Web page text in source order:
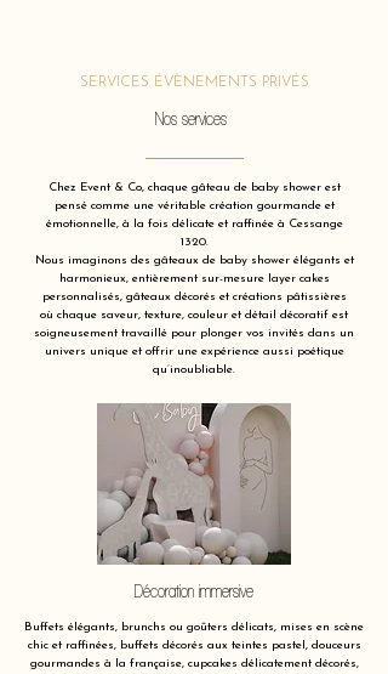
SERVICES ÉVÈNEMENTS PRIVÉS
Nos services
Chez Event & Co, chaque gâteau de baby shower est
pensé comme une véritable création gourmande et
émotionnelle, à la fois délicate et raffinée à Cessange
1320.
Nous imaginons des gâteaux de baby shower élégants et
harmonieux, entièrement sur-mesure layer cakes
personnalisés, gâteaux décorés et créations pâtissières
où chaque saveur, texture, couleur et détail décoratif est
soigneusement travaillé pour plonger vos invités dans un
univers unique et offrir une expérience aussi poétique
qu’inoubliable.
Décoration immersive
Buffets élégants, brunchs ou goûters délicats, mises en scène
chic et raffinées, buffets décorés aux teintes pastel, douceurs
gourmandes à la française, cupcakes délicatement décorés,